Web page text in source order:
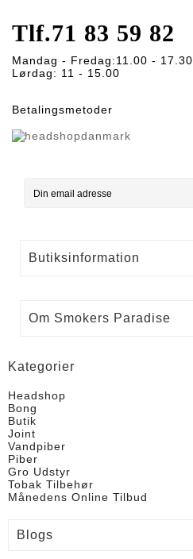
Tlf.71 83 59 82
Mandag - Fredag:11.00 - 17.30
Lørdag: 11 - 15.00
Betalingsmetoder
Butiksinformation
Om Smokers Paradise
Kategorier
Headshop
Bong
Butik
Joint
Vandpiber
Piber
Gro Udstyr
Tobak Tilbehør
Månedens Online Tilbud
Blogs